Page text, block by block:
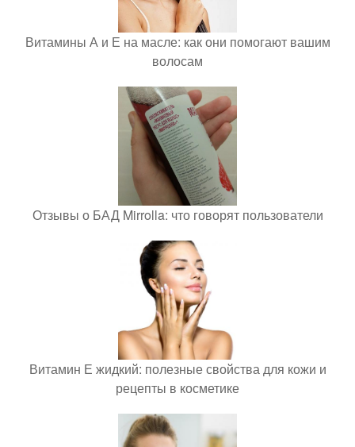
Витамины А и Е на масле: как они помогают вашим
волосам
Отзывы о БАД Mirrolla: что говорят пользователи
Витамин Е жидкий: полезные свойства для кожи и
рецепты в косметике